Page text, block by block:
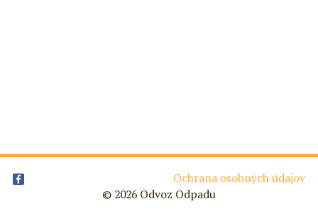
Ochrana osobných údajov
© 2026 Odvoz Odpadu